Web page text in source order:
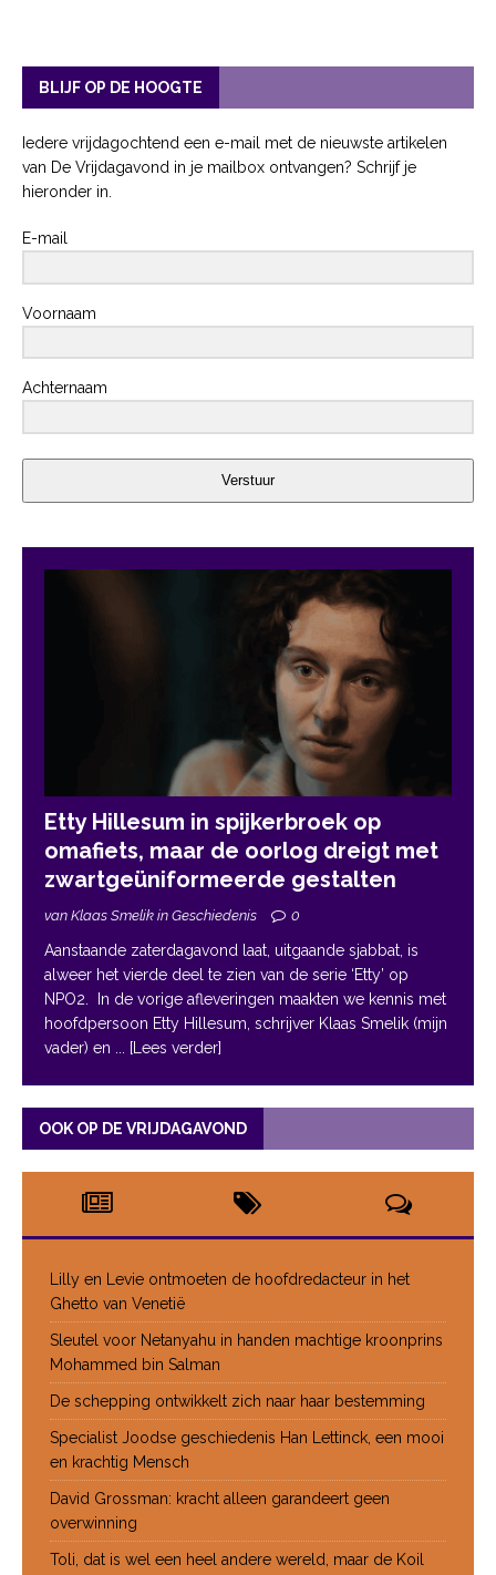
BLIJF OP DE HOOGTE
Iedere vrijdagochtend een e-mail met de nieuwste artikelen
van De Vrijdagavond in je mailbox ontvangen? Schrijf je
hieronder in.
E-mail
Voornaam
Achternaam
Verstuur
Etty Hillesum in spijkerbroek op
omafiets, maar de oorlog dreigt met
zwartgeüniformeerde gestalten
van Klaas Smelik in Geschiedenis 0
Aanstaande zaterdagavond laat, uitgaande sjabbat, is
alweer het vierde deel te zien van de serie ‘Etty’ op
NPO2. In de vorige afleveringen maakten we kennis met
hoofdpersoon Etty Hillesum, schrijver Klaas Smelik (mijn
vader) en
... [Lees verder]
OOK OP DE VRIJDAGAVOND
Lilly en Levie ontmoeten de hoofdredacteur in het
Ghetto van Venetië
Sleutel voor Netanyahu in handen machtige kroonprins
Mohammed bin Salman
De schepping ontwikkelt zich naar haar bestemming
Specialist Joodse geschiedenis Han Lettinck, een mooi
en krachtig Mensch
David Grossman: kracht alleen garandeert geen
overwinning
Toli, dat is wel een heel andere wereld, maar de Koil